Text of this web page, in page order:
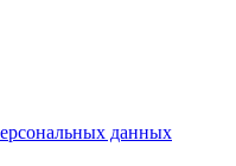
данных